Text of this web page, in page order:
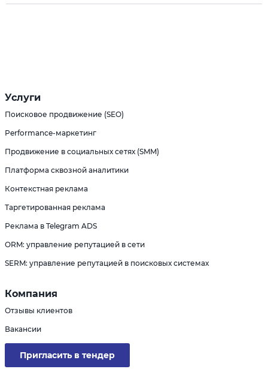
Услуги
Поисковое продвижение (SEO)
Performance-маркетинг
Продвижение в социальных сетях (SMM)
Платформа сквозной аналитики
Контекстная реклама
Таргетированная реклама
Реклама в Telegram ADS
ORM: управление репутацией в сети
SERM: управление репутацией в поисковых системах
Компания
Отзывы клиентов
Вакансии
Пригласить в тендер